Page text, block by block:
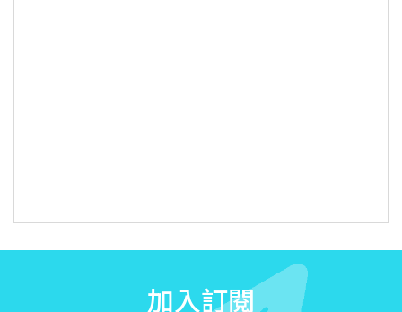
加入訂閱